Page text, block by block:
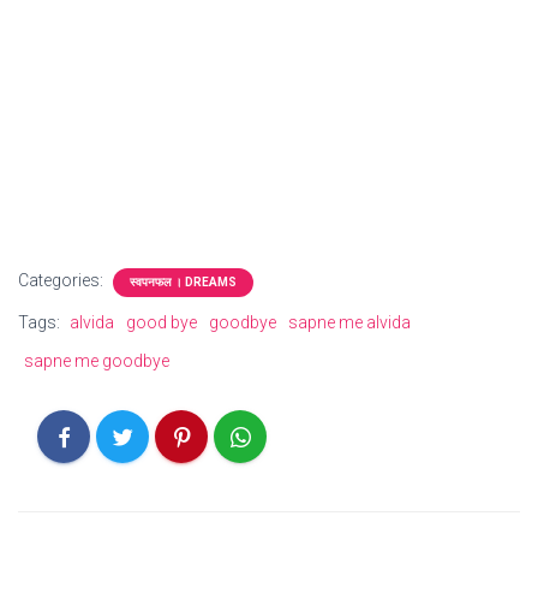
Categories: स्वपनफल । DREAMS
Tags: alvida good bye goodbye
sapne me alvida
sapne me goodbye